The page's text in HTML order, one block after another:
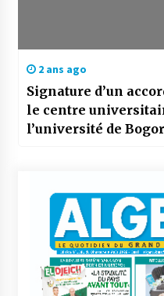
2 ans ago
Signature d’un
le centre
l’université de